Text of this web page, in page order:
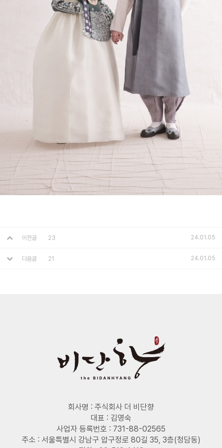
이전글 23 24.01.05
다음글 21 24.01.05
회사명 : 주식회사 더 비단향
대표 : 김영숙
사업자 등록번호 : 731-88-02565
주소 : 서울특별시 강남구 압구정로 80길 35, 3층(청담동)